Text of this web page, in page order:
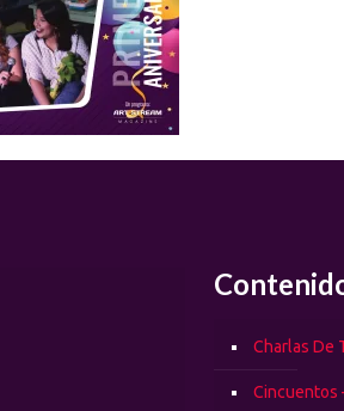
Charlas De
Cincuentos